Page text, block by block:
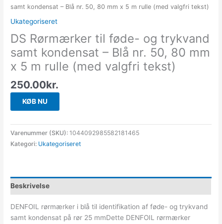
samt kondensat – Blå nr. 50, 80 mm x 5 m rulle (med valgfri tekst)
Ukategoriseret
DS Rørmærker til føde- og trykvand
samt kondensat – Blå nr. 50, 80 mm
x 5 m rulle (med valgfri tekst)
250.00kr.
KØB NU
Varenummer (SKU): 1044092985582181465
Kategori: Ukategoriseret
Beskrivelse
DENFOIL rørmærker i blå til identifikation af føde- og trykvand
samt kondensat på rør 25 mmDette DENFOIL rørmærker